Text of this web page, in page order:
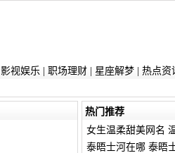
影视娱乐 职场理财| 星座解梦| 热点资
热门推荐
女生温柔甜美网名
泰晤士河在哪 泰晤